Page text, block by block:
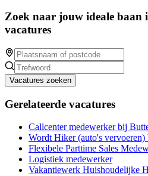
Zoek naar jouw ideale baan
vacatures
Vacatures zoeken
Gerelateerde vacatures
Callcenter medewerker bij
Wordt Hiker (auto's
Flexibele Parttime Sales
Logistiek medewerker
Vakantiewerk Huishoudelijke